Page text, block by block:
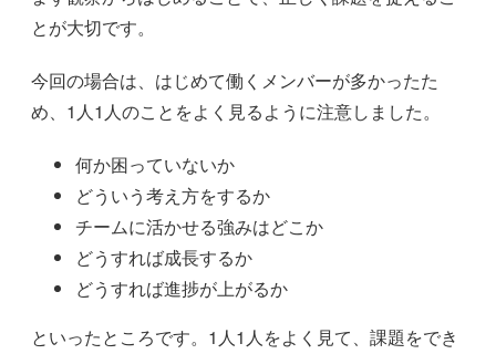
とが大切です。
今回の場合は、はじめて働くメンバーが多かったた
め、1人1人のことをよく見るように注意しました。
何か困っていないか
どういう考え方をするか
チームに活かせる強みはどこか
どうすれば成長するか
どうすれば進捗が上がるか
といったところです。1人1人をよく見て、課題をでき